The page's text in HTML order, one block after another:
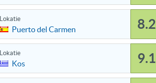
Lokatie
Puerto del Carmen 8.2
Lokatie
Kos 9.1